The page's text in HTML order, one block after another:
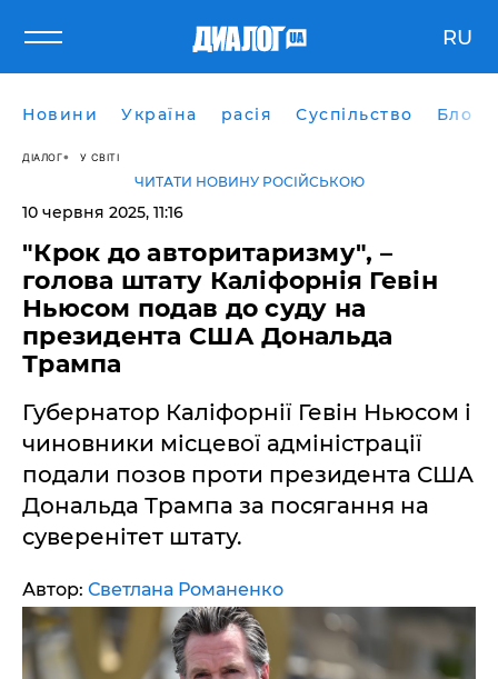
RU
Новини Україна расія Суспільство Блоги
ДІАЛОГ У СВІТІ
ЧИТАТИ НОВИНУ РОСІЙСЬКОЮ
10 червня 2025, 11:16
"Крок до авторитаризму", –
голова штату Каліфорнія Гевін
Ньюсом подав до суду на
президента США Дональда
Трампа
Губернатор Каліфорнії Гевін Ньюсом і
чиновники місцевої адміністрації
подали позов проти президента США
Дональда Трампа за посягання на
суверенітет штату.
Автор: Светлана Романенко